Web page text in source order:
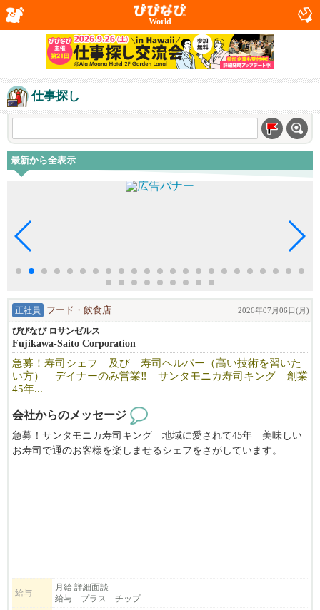
World
仕事探し
最新から全表示
正社員 フード・飲食店 2026年07月06日(月)
びびなび ロサンゼルス
Fujikawa-Saito Corporation
急募！寿司シェフ 及び 寿司ヘルパー（高い技術を習いた
い方） デイナーのみ営業‼ サンタモニカ寿司キング 創業
45年...
会社からのメッセージ
急募！サンタモニカ寿司キング 地域に愛されて45年 美味しい
お寿司で通のお客様を楽しませるシェフをさがしています。
給与
月給 詳細面談
給与 プラス チップ